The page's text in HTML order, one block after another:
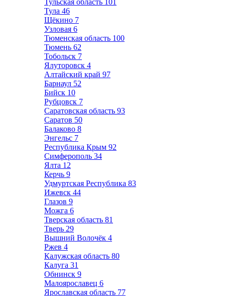
Тульская область 101
Тула 46
Щёкино 7
Узловая 6
Тюменская область 100
Тюмень 62
Тобольск 7
Ялуторовск 4
Алтайский край 97
Барнаул 52
Бийск 10
Рубцовск 7
Саратовская область 93
Саратов 50
Балаково 8
Энгельс 7
Республика Крым 92
Симферополь 34
Ялта 12
Керчь 9
Удмуртская Республика 83
Ижевск 44
Глазов 9
Можга 6
Тверская область 81
Тверь 29
Вышний Волочёк 4
Ржев 4
Калужская область 80
Калуга 31
Обнинск 9
Малоярославец 6
Ярославская область 77